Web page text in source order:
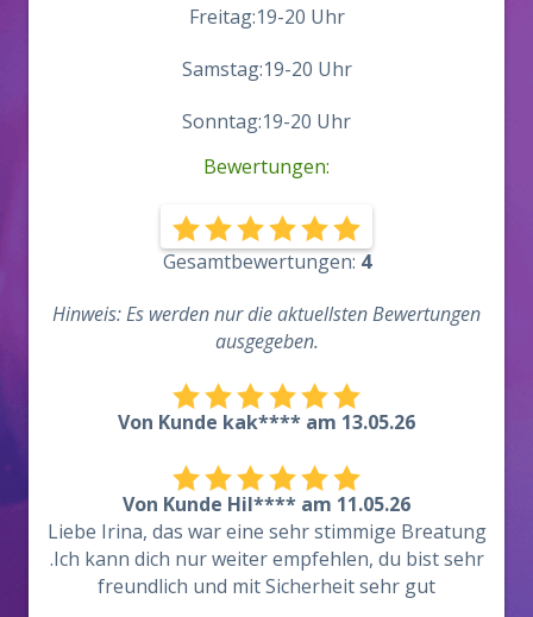
Freitag:19-20 Uhr
Samstag:19-20 Uhr
Sonntag:19-20 Uhr
Bewertungen:
Gesamtbewertungen: 4
Hinweis: Es werden nur die aktuellsten Bewertungen
ausgegeben.
Von Kunde kak**** am 13.05.26
Von Kunde Hil**** am 11.05.26
Liebe Irina, das war eine sehr stimmige Breatung
.Ich kann dich nur weiter empfehlen, du bist sehr
freundlich und mit Sicherheit sehr gut